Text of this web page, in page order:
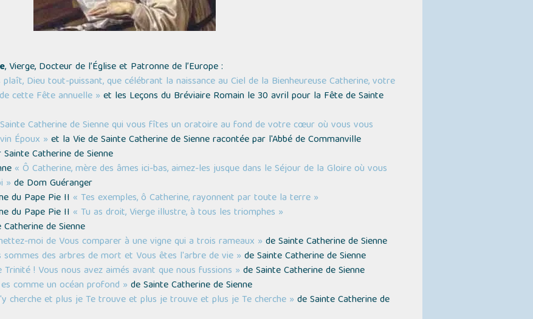
, Vierge, Docteur de l’Église et Patronne de l’Europe :
plaît, Dieu tout-puissant, que célébrant la naissance au Ciel de la Bienheureuse Catherine, votre
cette Fête annuelle » et les Leçons du Bréviaire Romain le 30 avril pour la Fête de Sainte
Catherine de Sienne qui vous fîtes un oratoire au fond de votre cœur où vous vous
Époux » et la Vie de Sainte Catherine de Sienne racontée par l'Abbé de Commanville
Sainte Catherine de Sienne
« Ô Catherine, mère des âmes ici-bas, aimez-les jusque dans le Séjour de la Gloire où vous
» de Dom Guéranger
du Pape Pie II « Tes exemples, ô Catherine, rayonnent par toute la terre »
du Pape Pie II « Tu as droit, Vierge illustre, à tous les triomphes »
de Sienne
moi de Vous comparer à une vigne qui a trois rameaux » de Sainte Catherine de Sienne
sommes des arbres de mort et Vous êtes l'arbre de vie » de Sainte Catherine de Sienne
! Vous nous avez aimés avant que nous fussions » de Sainte Catherine de Sienne
comme un océan profond » de Sainte Catherine de Sienne
cherche et plus je Te trouve et plus je trouve et plus je Te cherche » de Sainte Catherine de